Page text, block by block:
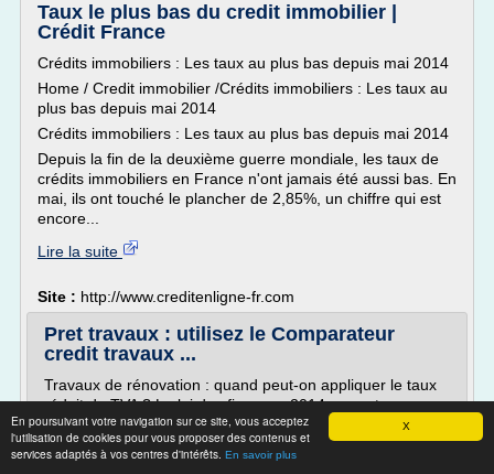
X
En poursuivant votre navigation sur ce site, vous acceptez
l'utilisation de cookies pour vous proposer des contenus et
services adaptés à vos centres d'intérêts. En savoir plus
Taux le plus bas du credit immobilier |
Crédit France
Crédits immobiliers : Les taux au plus bas depuis mai 2014
Home / Credit immobilier /Crédits immobiliers : Les taux au
plus bas depuis mai 2014
Crédits immobiliers : Les taux au plus bas depuis mai 2014
Depuis la fin de la deuxième guerre mondiale, les taux de
crédits immobiliers en France n'ont jamais été aussi bas. En
mai, ils ont touché le plancher de 2,85%, un chiffre qui est
encore...
Lire la suite
Site : http://www.creditenligne-fr.com
Pret travaux : utilisez le Comparateur
credit travaux ...
Travaux de rénovation : quand peut-on appliquer le taux
réduit de TVA ? La loi des finances 2014 permet
d'appliquer le taux de TVA [...] Lire la suite
Le prêt travaux pour financer votre projet